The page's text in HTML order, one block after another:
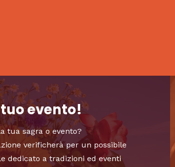
evento!
tua sagra o evento?
verificherà per un possibile
dedicato a tradizioni ed eventi